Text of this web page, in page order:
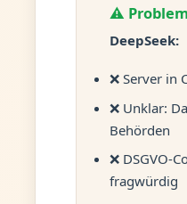
⚠️
DeepSeek:
❌ Server in
❌ Unklar:
Behörden
❌ DSGVO-
fragwürdig